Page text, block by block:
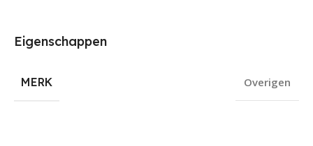
Eigenschappen
MERK Overigen